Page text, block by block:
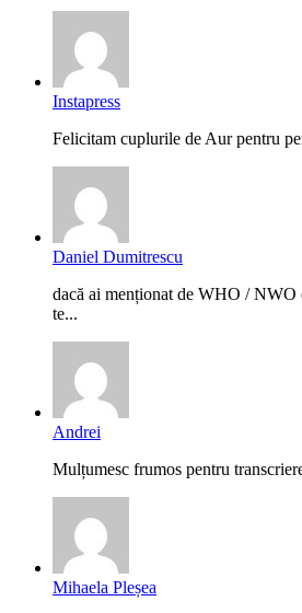
Instapress
Felicitam cuplurile de Aur pentru
Daniel Dumitrescu
dacă ai menționat de WHO / NWO
te...
Andrei
Mulțumesc frumos pentru
Mihaela Pleșea